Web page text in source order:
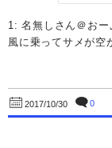
1: 名無しさん＠お
風に乗ってサメが空
2017/10/30 0